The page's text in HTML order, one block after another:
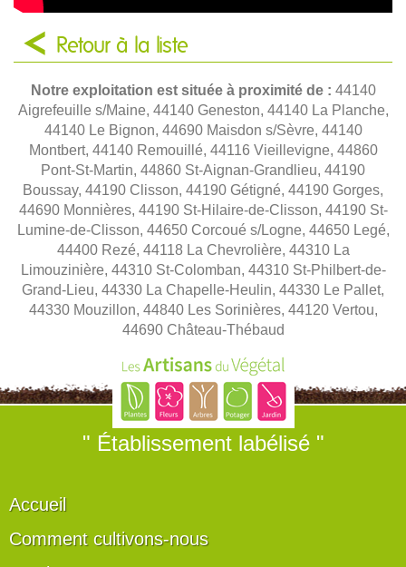
Retour à la liste
Notre exploitation est située à proximité de : 44140
Aigrefeuille s/Maine, 44140 Geneston, 44140 La Planche,
44140 Le Bignon, 44690 Maisdon s/Sèvre, 44140
Montbert, 44140 Remouillé, 44116 Vieillevigne, 44860
Pont-St-Martin, 44860 St-Aignan-Grandlieu, 44190
Boussay, 44190 Clisson, 44190 Gétigné, 44190 Gorges,
44690 Monnières, 44190 St-Hilaire-de-Clisson, 44190 St-
Lumine-de-Clisson, 44650 Corcoué s/Logne, 44650 Legé,
44400 Rezé, 44118 La Chevrolière, 44310 La
Limouzinière, 44310 St-Colomban, 44310 St-Philbert-de-
Grand-Lieu, 44330 La Chapelle-Heulin, 44330 Le Pallet,
44330 Mouzillon, 44840 Les Sorinières, 44120 Vertou,
44690 Château-Thébaud
" Établissement labélisé "
Accueil
Comment cultivons-nous